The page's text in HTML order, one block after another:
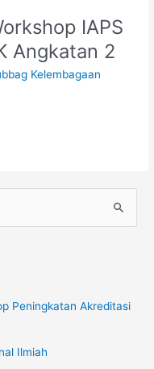
IAPS
Angkatan 2
Kelembagaan
Peningkatan Akreditasi
Ilmiah